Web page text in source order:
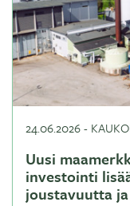
24.06.2026-
Uusi
investointi
joustavuutta